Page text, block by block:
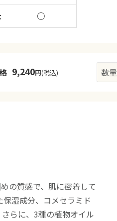
○
9,240円(税込) 数量
の質感で、肌に密着して
保湿成分、コメセラミド
らに、3種の植物オイル